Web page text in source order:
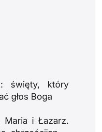
święty, który
głos Boga
Maria i Łazarz.